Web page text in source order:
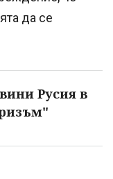
да се
Русия в